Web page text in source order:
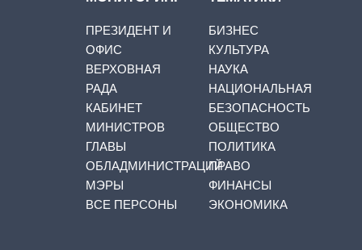
ПРЕЗИДЕНТ И
ОФИС
ВЕРХОВНАЯ
РАДА
КАБИНЕТ
МИНИСТРОВ
ГЛАВЫ
ОБЛАДМИНИСТРАЦИЙ
МЭРЫ
ВСЕ ПЕРСОНЫ
БИЗНЕС
КУЛЬТУРА
НАУКА
НАЦИОНАЛЬНАЯ
БЕЗОПАСНОСТЬ
ОБЩЕСТВО
ПОЛИТИКА
ПРАВО
ФИНАНСЫ
ЭКОНОМИКА